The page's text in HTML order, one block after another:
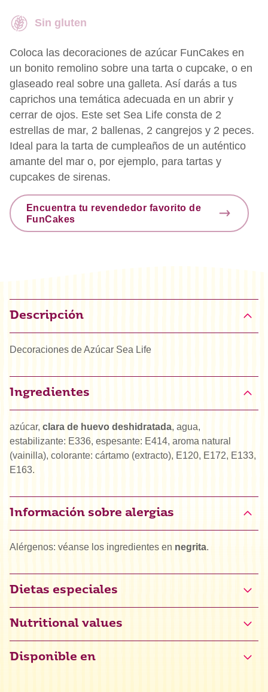
Sin gluten
Coloca las decoraciones de azúcar FunCakes en
un bonito remolino sobre una tarta o cupcake, o en
glaseado real sobre una galleta. Así darás a tus
caprichos una temática adecuada en un abrir y
cerrar de ojos. Este set Sea Life consta de 2
estrellas de mar, 2 ballenas, 2 cangrejos y 2 peces.
Ideal para la tarta de cumpleaños de un auténtico
amante del mar o, por ejemplo, para tartas y
cupcakes de sirenas.
Encuentra tu revendedor favorito de
FunCakes
Descripción
Decoraciones de Azúcar Sea Life
Ingredientes
azúcar, clara de huevo deshidratada, agua,
estabilizante: E336, espesante: E414, aroma natural
(vainilla), colorante: cártamo (extracto), E120, E172, E133,
E163.
Información sobre alergias
Alérgenos: véanse los ingredientes en negrita.
Dietas especiales
Certificado sin gluten (NL-090-192)
Nutritional values
Disponible en